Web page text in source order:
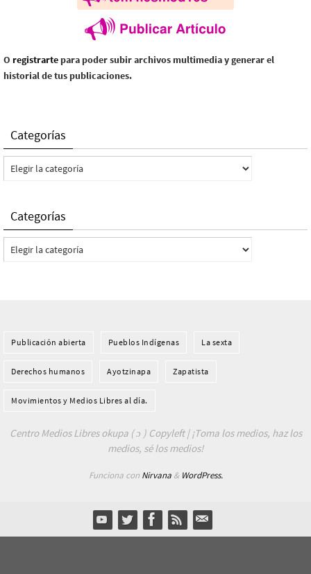
O registrarte para poder subir archivos multimedia y generar el
historial de tus publicaciones.
Categorías
Categorías
Categorías
Categorías
Publicación abierta Pueblos Indí­genas La sexta
Derechos humanos Ayotzinapa Zapatista
Movimientos y Medios Libres al día.
Centro Medios Libres okupa ( ɔ ) Copyleft | ¡Toma los medios, haz los
medios, sé los medios!
Funciona con Nirvana& WordPress.